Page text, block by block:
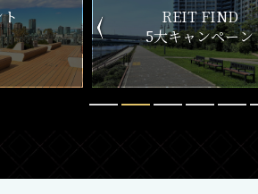
ン
リアルタイム
更新一覧チェック